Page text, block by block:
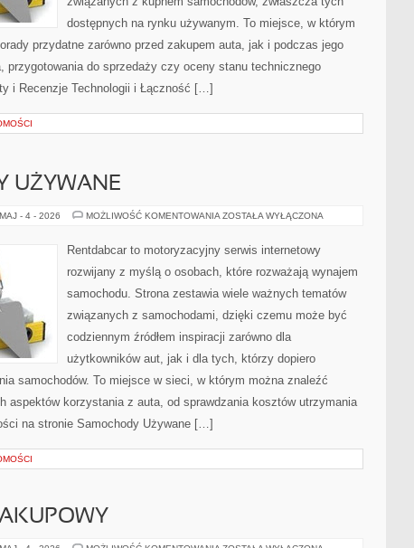
dostępnych na rynku używanym. To miejsce, w którym
przydatne zarówno przed zakupem auta, jak i podczas jego
przygotowania do sprzedaży czy oceny stanu technicznego
i Recenzje Technologii i Łączność […]
UŻYWANE
MAJ - 4 - 2026 MOŻLIWOŚĆ KOMENTOWANIA SAMOCHODY
ZOSTAŁA WYŁĄCZONA
Rentdabcar to motoryzacyjny serwis internetowy
rozwijany z myślą o osobach, które rozważają wynajem
samochodu. Strona zestawia wiele ważnych tematów
związanych z samochodami, dzięki czemu może być
codziennym źródłem inspiracji zarówno dla
użytkowników aut, jak i dla tych, którzy dopiero
samochodów. To miejsce w sieci, w którym można znaleźć
aspektów korzystania z auta, od sprawdzania kosztów utrzymania
na stronie Samochody Używane […]